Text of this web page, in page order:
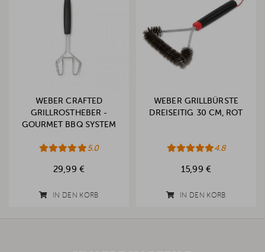
WEBER CRAFTED
GRILLROSTHEBER -
GOURMET BBQ SYSTEM
5.0
29,99 €
IN DEN KORB
WEBER GRILLBÜRSTE
DREISEITIG 30 CM, ROT
4.8
15,99 €
IN DEN KORB